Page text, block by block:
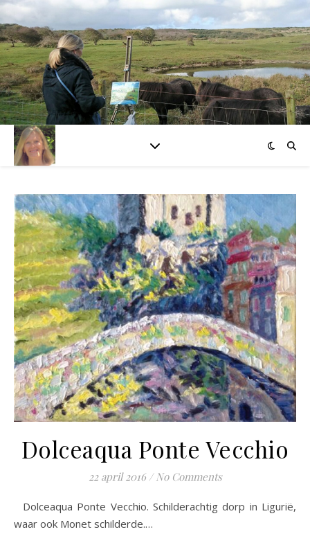
Dolceaqua Ponte Vecchio
22 april 2016 / No Comments
Dolceaqua Ponte Vecchio. Schilderachtig dorp in Ligurië,
waar ook Monet schilderde.…